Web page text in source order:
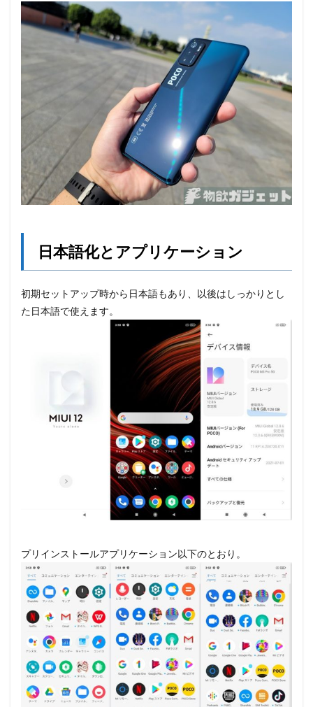
日本語化とアプリケーション
初期セットアップ時から日本語もあり、以後はしっかりとし
た日本語で使えます。
プリインストールアプリケーション以下のとおり。